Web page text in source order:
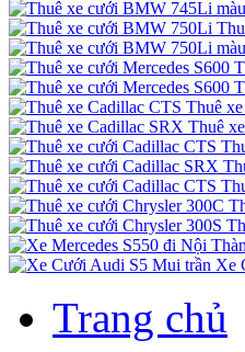
Thuê
Thuê
Xe
Trang chủ